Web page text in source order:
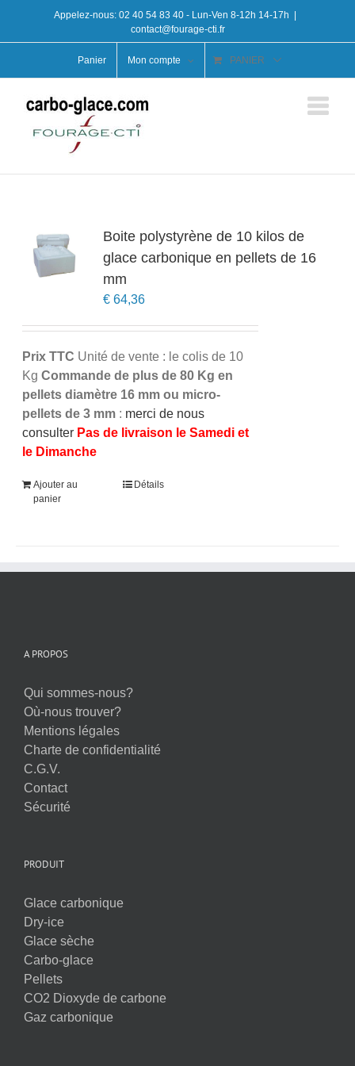
contenu
Appelez-nous: 02 40 54 83 40 - Lun-Ven 8-12h 14-17h
contact@fourage-cti.fr
Panier Mon compte PANIER
Boite polystyrène de 10 kilos de
glace carbonique en pellets de 16
mm
€ 64,36
Prix TTC Unité de vente : le colis de 10
KgCommande de plus de 80 Kg en
pellets diamètre 16 mm ou micro-
pellets de 3 mm : merci de nous
consulter Pas de livraison le Samedi et
le Dimanche
Ajouter au
panier
Détails
A PROPOS
Qui sommes-nous?
Où-nous trouver?
Mentions légales
Charte de confidentialité
C.G.V.
Contact
Sécurité
PRODUIT
Glace carbonique
Dry-ice
Glace sèche
Carbo-glace
Pellets
CO2 Dioxyde de carbone
Gaz carbonique